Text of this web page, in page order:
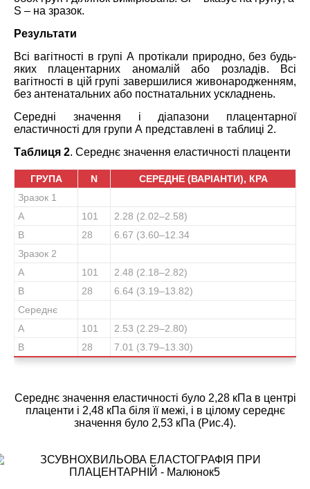
S – на зразок.
Результати
Всі вагітності в групі А протікали природно, без будь-
яких плацентарних аномалій або розладів. Всі
вагітності в цій групі завершилися живонародженням,
без антенатальних або постнатальних ускладнень.
Середні значення і діапазони плацентарної
еластичності для групи А представлені в таблиці 2.
Таблиця 2. Середнє значення еластичності плаценти
ГРУПА N
СЕРЕДНЕ (ВАРІАНТИ), КРА
Зразок 1
А
101
2.28 (2.02–2.58)
В
28
6.67 (3.60–12.34
Зразок 2
А
101
2.48 (2.18–2.82)
В
28
6.64 (3.19–13.82)
Середнє
А
101
2.53 (2.29–2.80)
В
28 7.01 (3.79–13.30)
Середнє значення еластичності було 2,28 кПа в центрі
плаценти і 2,48 кПа біля її межі, і в цілому середнє
значення було 2,53 кПа (Рис.4).